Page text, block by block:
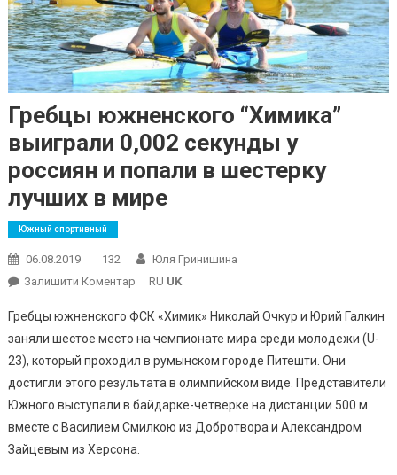
Гребцы южненского “Химика”
выиграли 0,002 секунды у
россиян и попали в шестерку
лучших в мире
Южный спортивный
06.08.2019 132
Юля Гринишина
Залишити КоментарOn
Южненского
“Химика”
Выиграли
0,002
Секунды
У
Россиян
RU UK
Гребцы южненского ФСК «Химик» Николай Очкур и Юрий Галкин
заняли шестое место на чемпионате мира среди молодежи (U-
23), который проходил в румынском городе Питешти. Они
достигли этого результата в олимпийском виде. Представители
Южного выступали в байдарке-четверке на дистанции 500 м
вместе с Василием Смилкою из Добротвора и Александром
Зайцевым из Херсона.